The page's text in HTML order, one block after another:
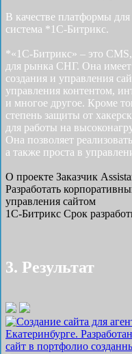
В качестве платформы
система *1С-Битрикс.
*«1С-Битрикс» – это
для рынка СНГ. Она
создания и управления
управления контентом,
и многое другое. Кроме
степень защиты от
для работы на
Она позволяет
а также проста в
О проекте Заказчик
Разработать
управления сайтом
1С-Битрикс Срок
3. Результат